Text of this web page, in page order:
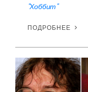
"Хоббит"
ПОДРОБНЕЕ